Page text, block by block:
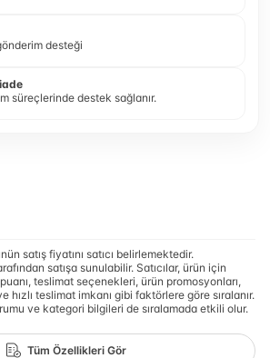
desteği
süreçlerinde destek sağlanır.
satış fiyatını satıcı belirlemektedir.
satışa sunulabilir. Satıcılar, ürün için
teslimat seçenekleri, ürün promosyonları,
hızlı teslimat imkanı gibi faktörlere göre sıralanır.
ve kategori bilgileri de sıralamada etkili olur.
Tüm Özellikleri Gör